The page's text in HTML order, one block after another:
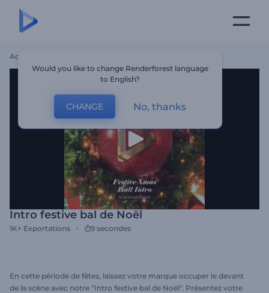
Accueil
Intro festive bal de Noël
1K+ Exportations 9 secondes
En cette période de fêtes, laissez votre marque occuper le devant
de la scène avec notre "Intro festive bal de Noël". Présentez votre
Would you like to change Renderforest language
to English?
CHANGE No, thanks